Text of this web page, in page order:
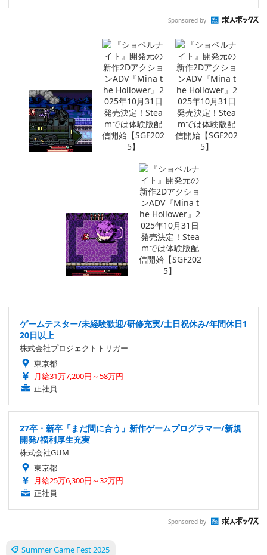
Sponsored by
ゲームテスター/未経験歓迎/研修充実/土日祝休み/年間休日1
20日以上
株式会社プロジェクトトリガー
東京都
月給31万7,200円～58万円
正社員
27卒・新卒「まだ間に合う」新作ゲームプログラマー/新規
開発/福利厚生充実
株式会社GUM
東京都
月給25万6,300円～32万円
正社員
Sponsored by
Summer Game Fest 2025